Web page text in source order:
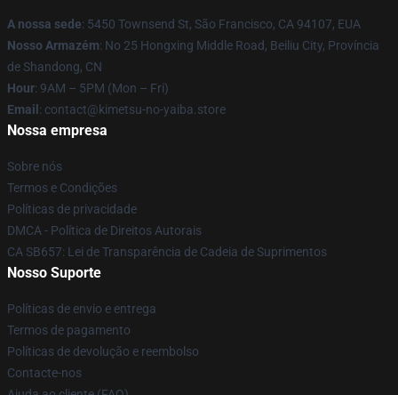
A nossa sede: 5450 Townsend St, São Francisco, CA 94107, EUA
Nosso Armazém: No 25 Hongxing Middle Road, Beiliu City, Província
de Shandong, CN
Hour: 9AM – 5PM (Mon – Fri)
Email : contact@kimetsu-no-yaiba.store
Nossa empresa
Sobre nós
Termos e Condições
Políticas de privacidade
DMCA - Política de Direitos Autorais
CA SB657: Lei de Transparência de Cadeia de Suprimentos
Nosso Suporte
Políticas de envio e entrega
Termos de pagamento
Políticas de devolução e reembolso
Contacte-nos